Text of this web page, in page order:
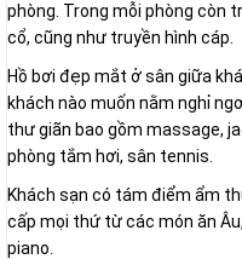
phòng. Trong mỗi phòng còn
cổ, cũng như truyền hình cáp.
Hồ bơi đẹp mắt ở sân giữa
khách nào muốn nằm nghỉ
thư giãn bao gồm massage,
phòng tắm hơi, sân tennis.
Khách sạn có tám điểm ẩm
cấp mọi thứ từ các món ăn
piano.